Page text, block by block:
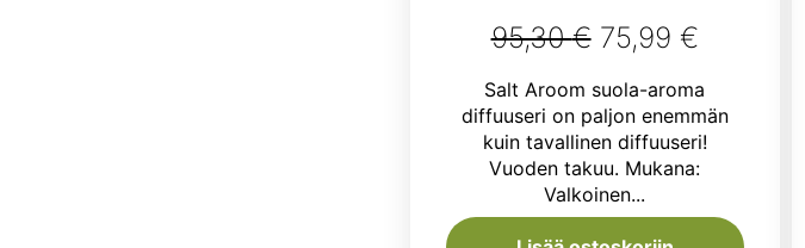
95,30€ Alkuperäinen
hinta
oli:
95,30 €.
75,99 €Nykyinen
on:
75,99 €.
Salt Aroom suola-aroma
diffuuseri on paljon enemmän
kuin tavallinen diffuuseri!
Vuoden takuu. Mukana:
Valkoinen...